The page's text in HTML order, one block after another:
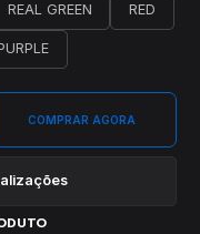
REAL GREEN RED
COMPRAR AGORA